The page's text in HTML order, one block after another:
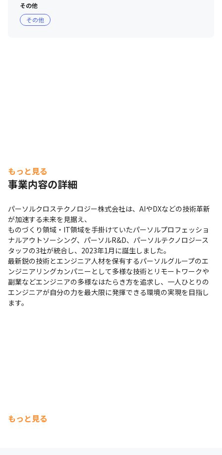
その他
その他
もっと見る
事業内容の詳細
パーソルクロステクノロジー株式会社は、AIやDXなどの技術革新
が加速する未来を見据え、
ものづくり領域・IT領域を手掛けていたパーソルプロフェッショ
ナルアウトソーシング、パーソルR&D、パーソルテクノロジース
タッフの3社が統合し、2023年1月に誕生しました。
最新鋭の技術とエンジニア人材を保有するパーソルグループのエ
ンジニアリングカンパニーとして多様な技術とリモートワークや
副業などエンジニアの多様なはたらき方を追求し、一人ひとりの
エンジニアが自分の力を最大限に発揮できる環境の実現を目指し
ます。
もっと見る